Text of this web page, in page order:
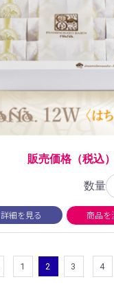
販売価格（税込
数量
詳細を見る 商品を
1 2 3 4